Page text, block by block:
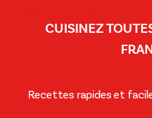
CUISINEZ
Recettes rapides et